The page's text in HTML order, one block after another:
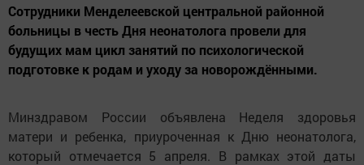
Сотрудники Менделеевской центральной районной
больницы в честь Дня неонатолога провели для
будущих мам цикл занятий по психологической
подготовке к родам и уходу за новорождёнными.
Минздравом России объявлена Неделя здоровья
матери и ребенка, приуроченная к Дню неонатолога,
который отмечается 5 апреля. В рамках этой даты